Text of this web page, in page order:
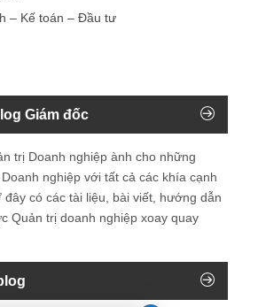
– Kế toán – Đầu tư
Giám đốc
trị Doanh nghiệp ành cho những
nghiệp với tất cả các khía cạnh
đây có các tài liệu, bài viết, hướng dẫn
Quản trị doanh nghiệp xoay quay